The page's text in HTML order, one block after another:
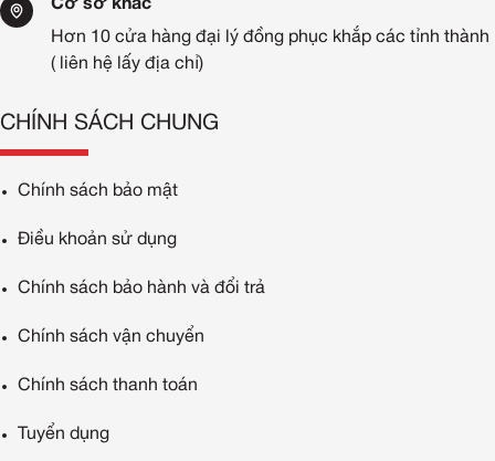
Cơ sở khác
Hơn 10 cửa hàng đại lý đồng phục khắp các tỉnh thành
( liên hệ lấy địa chỉ)
CHÍNH SÁCH CHUNG
Chính sách bảo mật
Điều khoản sử dụng
Chính sách bảo hành và đổi trả
Chính sách vận chuyển
Chính sách thanh toán
Tuyển dụng